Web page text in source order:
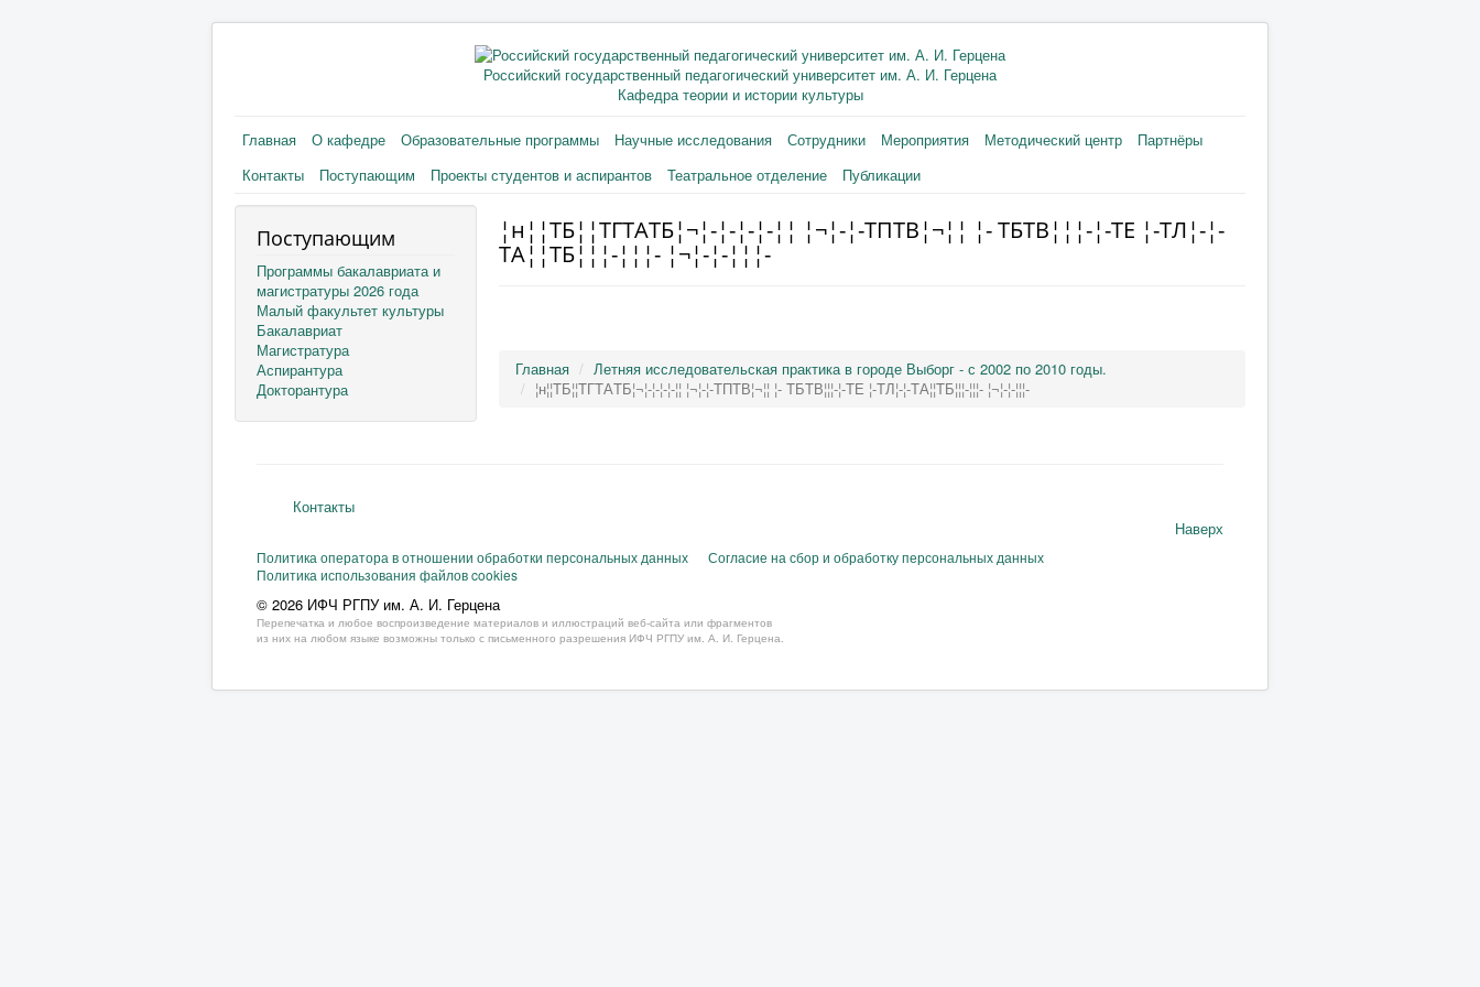
Российский государственный педагогический университет им. А. И. Герцена
Кафедра теории и истории культуры
Главная О кафедре Образовательные программы Научные исследования Сотрудники Мероприятия Методический центр
Партнёры
Контакты
Поступающим Проекты студентов и аспирантов Театральное отделение Публикации
Поступающим
Программы бакалавриата и
магистратуры 2026 года
Малый факультет культуры
Бакалавриат
Магистратура
Аспирантура
Докторантура
¦н¦¦TБ¦¦TГTАTБ¦¬¦-¦-¦-¦-¦¦ ¦¬¦-¦-TПTВ¦¬¦¦ ¦- TБTВ¦¦¦-¦-TЕ ¦-TЛ¦-¦-
TА¦¦TБ¦¦¦-¦¦¦- ¦¬¦-¦-¦¦¦-
Главная
Летняя исследовательская практика в городе Выборг - с 2002 по 2010 годы.
¦н¦¦TБ¦¦TГTАTБ¦¬¦-¦-¦-¦-¦¦ ¦¬¦-¦-TПTВ¦¬¦¦ ¦- TБTВ¦¦¦-¦-TЕ ¦-TЛ¦-¦-TА¦¦TБ¦¦¦-¦¦¦- ¦¬¦-¦-¦¦¦-
Контакты
Наверх
Политика оператора в отношении обработки персональных данных
Согласие на сбор и обработку персональных данных
Политика использования файлов cookies
© 2026 ИФЧ РГПУ им. А. И. Герцена
Перепечатка и любое воспроизведение материалов и иллюстраций веб-сайта или фрагментов
из них на любом языке возможны только с письменного разрешения ИФЧ РГПУ им. А. И. Герцена.